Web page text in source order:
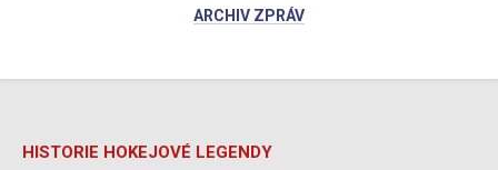
ARCHIV ZPRÁV
HISTORIE HOKEJOVÉ LEGENDY